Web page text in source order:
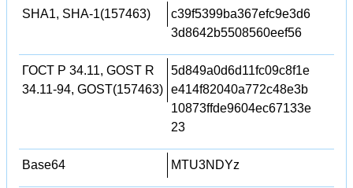
SHA1, SHA-1(157463)
c39f5399ba367efc9e3d6
3d8642b5508560eef56
ГОСТ Р 34.11, GOST R
34.11-94, GOST(157463)
5d849a0d6d11fc09c8f1e
e414f82040a772c48e3b
10873ffde9604ec67133e
23
Base64 MTU3NDYz